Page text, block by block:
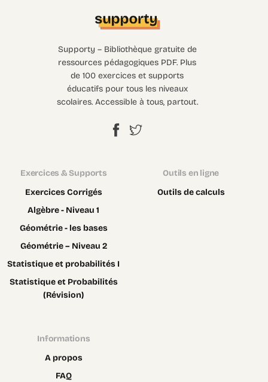
Supporty – Bibliothèque gratuite de
ressources pédagogiques PDF. Plus
de 100 exercices et supports
éducatifs pour tous les niveaux
scolaires. Accessible à tous, partout.
Exercices & Supports
Exercices Corrigés
Algèbre - Niveau 1
Géométrie - les bases
Géométrie – Niveau 2
Statistique et probabilités I
Statistique et Probabilités
(Révision)
Outils en ligne
Outils de calculs
Informations
A propos
FAQ